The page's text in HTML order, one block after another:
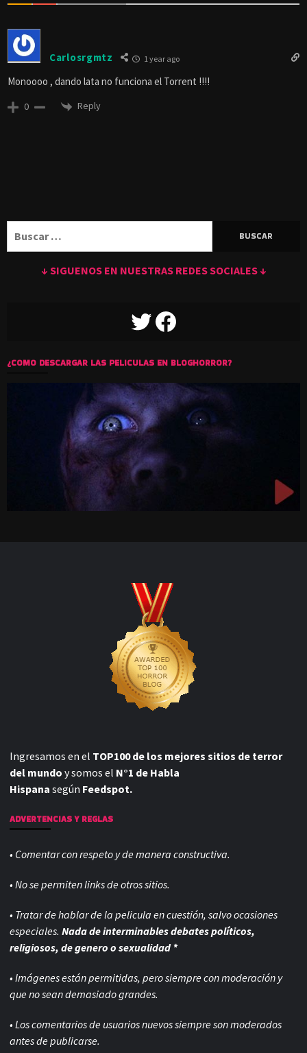
Carlosrgmtz 1 year ago
Monoooo , dando lata no funciona el Torrent !!!!
0 Reply
↓ SIGUENOS EN NUESTRAS REDES SOCIALES ↓
TWITTERFACEBOOK
¿COMO DESCARGAR LAS PELICULAS EN BLOGHORROR?
Ingresamos en el TOP100 de los mejores sitios de terror
del mundo y somos el N°1 de Habla
Hispana según Feedspot.
ADVERTENCIAS Y REGLAS
• Comentar con respeto y de manera constructiva.
• No se permiten links de otros sitios.
• Tratar de hablar de la pelicula en cuestión, salvo ocasiones
especiales. Nada de interminables debates políticos,
religiosos, de genero o sexualidad *
• Imágenes están permitidas, pero siempre conmoderación y
que no sean demasiado grandes.
• Los comentarios de usuarios nuevos siempre son moderados
antes de publicarse.